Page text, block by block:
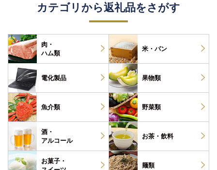
カテゴリから返礼品をさがす
肉・
ハム類
米・パン
電化製品 果物類
魚介類 野菜類
酒・
アルコール
お茶・ 飲料
お菓子・
麺類